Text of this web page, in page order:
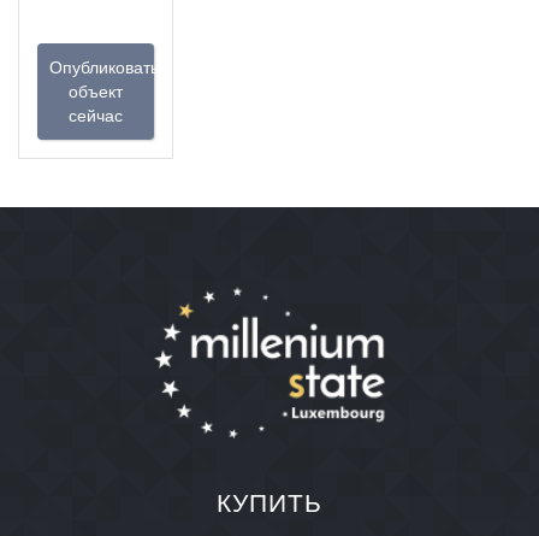
Опубликовать
объект
сейчас
КУПИТЬ